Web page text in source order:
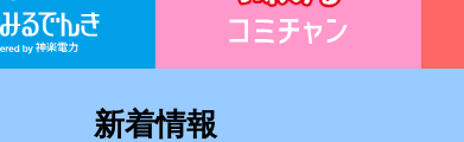
新着情報